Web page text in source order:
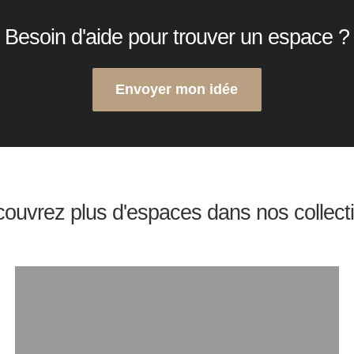
Besoin d'aide pour trouver un espace ?
Envoyer mon idée
plus d'espaces dans nos